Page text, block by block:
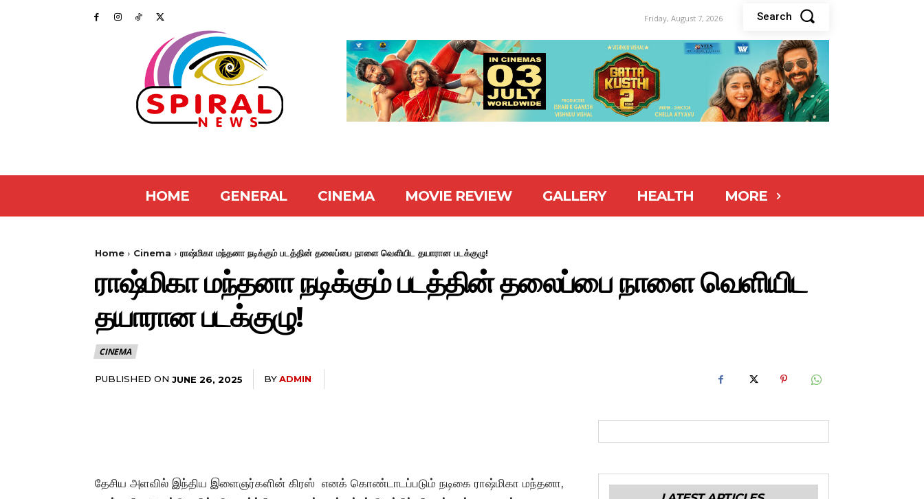
Friday, August 7, 2026 Search
HOME GENERAL CINEMA MOVIE REVIEW GALLERY HEALTH MORE
Home Cinema ராஷ்மிகா மந்தனா நடிக்கும் படத்தின் தலைப்பை நாளை வெளியிட தயாரான படக்குழு!
ராஷ்மிகா மந்தனா நடிக்கும் படத்தின் தலைப்பை நாளை வெளியிட
தயாரான படக்குழு!
CINEMA
PUBLISHED ON JUNE 26, 2025 BYADMIN
தேசிய அளவில் இந்திய இளைஞர்களின் கிரஸ் எனக் கொண்டாடப்படும் நடிகை ராஷ்மிகா மந்தனா,